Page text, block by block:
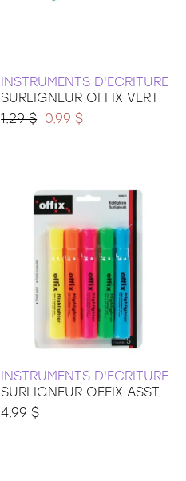
INSTRUMENTS D'ECRITURE
SURLIGNEUR OFFIX VERT
1.29 $ 0.99 $
INSTRUMENTS D'ECRITURE
SURLIGNEUR OFFIX ASST.
4.99 $